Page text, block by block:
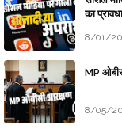
का
8/01/
MP
8/05/